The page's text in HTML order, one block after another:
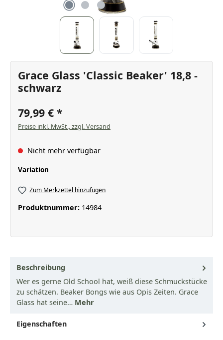
Grace Glass 'Classic Beaker' 18,8 -
schwarz
79,99 €
Preise inkl. MwSt., zzgl. Versand
Nicht mehr verfügbar
Variation
Zum Merkzettel hinzufügen
Produktnummer: 14984
Beschreibung
Wer es gerne Old School hat, weiß diese Schmuckstücke
zu schätzen. Beaker Bongs wie aus Opis Zeiten. Grace
Glass hat seine… Mehr
Eigenschaften